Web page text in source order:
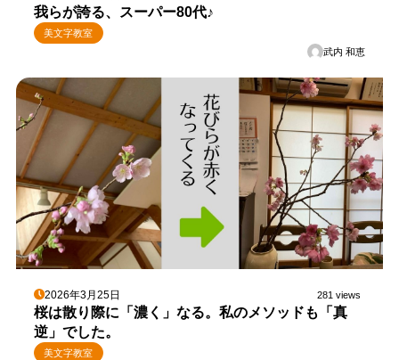
我らが誇る、スーパー80代♪
美文字教室
武内 和恵
2026年3月25日 281 views
桜は散り際に「濃く」なる。私のメソッドも「真
逆」でした。
美文字教室